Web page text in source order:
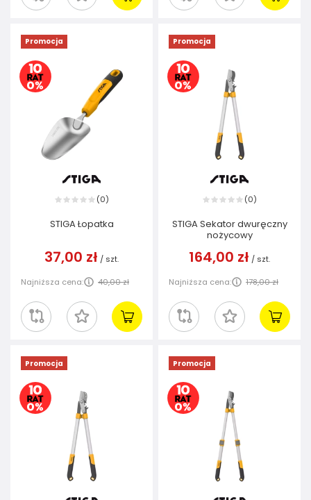
Promocja
(0)
STIGA Łopatka
37,00 zł / szt.
Najniższa cena: 40,00 zł
Promocja
(0)
STIGA Sekator dwuręczny
nożycowy
164,00 zł / szt.
Najniższa cena: 178,00 zł
Promocja Promocja